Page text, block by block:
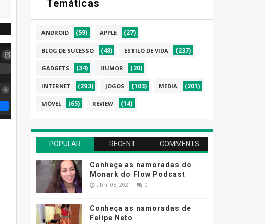
Temáticas
ANDROID (59) APPLE (27)
BLOG DE SUCESSO (48) ESTILO DE VIDA (237)
GADGETS (34) HUMOR (20)
INTERNET (293) JOGOS (103) MEDIA (201)
MÓVEL (65) REVIEW (14)
POPULAR RECENT COMMENTS
Conheça as namoradas do
Monark do Flow Podcast
abril 05, 2021 0
Conheça as namoradas de
Felipe Neto